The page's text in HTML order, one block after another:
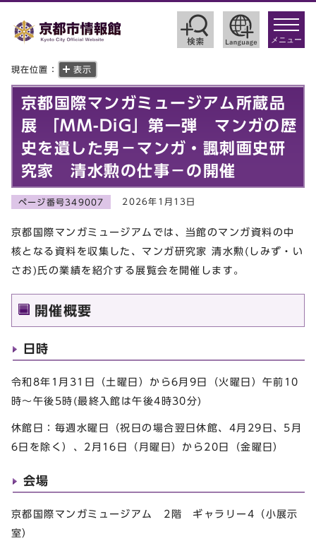
toggle
メニュー
現在位置： 表示
京都国際マンガミュージアム所蔵品
展 「MM-DiG」第一弾 マンガの歴
史を遺した男－マンガ・諷刺画史研
究家 清水勲の仕事－の開催
ページ番号349007 2026年1月13日
京都国際マンガミュージアムでは、当館のマンガ資料の中
核となる資料を収集した、マンガ研究家 清水勲(しみず・い
さお)氏の業績を紹介する展覧会を開催します。
開催概要
日時
令和8年1月31日（土曜日）から6月9日（火曜日）午前10
時～午後5時(最終入館は午後4時30分)
休館日：毎週水曜日（祝日の場合翌日休館、4月29日、5月
6日を除く）、2月16日（月曜日）から20日（金曜日）
会場
京都国際マンガミュージアム 2階 ギャラリー4（小展示
室）